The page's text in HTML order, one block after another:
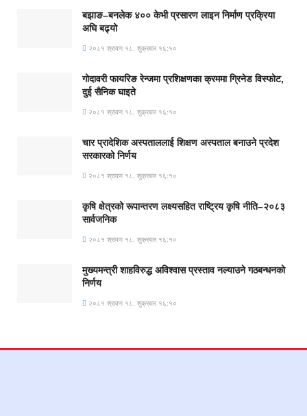
बझाङ–बनलेक ४०० केभी प्रसारण लाइन निर्माण प्रक्रिया
अघि बढ्यो
२०८१ श्रावण १८, शुक्रबार १६:१०
गोदावरी फायरिङ रेन्जमा प्रशिक्षणका क्रममा ग्रिनेड विस्फोट,
दुई सैनिक घाइते
२०८१ श्रावण १८, शुक्रबार १६:१०
चार प्रादेशिक अस्पताललाई शिक्षण अस्पताल बनाउने प्रदेश
सरकारको निर्णय
२०८१ श्रावण १८, शुक्रबार १६:१०
कृषि क्षेत्रको रूपान्तरण लक्ष्यसहित राष्ट्रिय कृषि नीति–२०८३
सार्वजनिक
२०८१ श्रावण १८, शुक्रबार १६:१०
मुख्यमन्त्री शाहविरुद्ध अविश्वास प्रस्ताव नल्याउने गठबन्धनको
निर्णय
२०८१ श्रावण १८, शुक्रबार १६:१०